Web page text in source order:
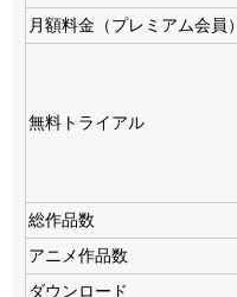
月額料金（プレミアム会員）
無料トライアル
総作品数
アニメ作品数
ダウンロード